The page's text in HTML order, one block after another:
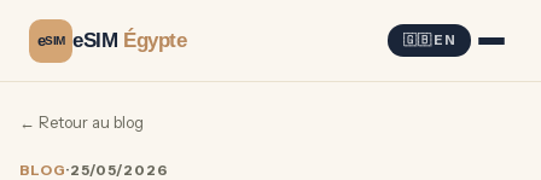
eSIM eSIM Égypte 🇬🇧 EN
← Retour au blog
BLOG·25/05/2026